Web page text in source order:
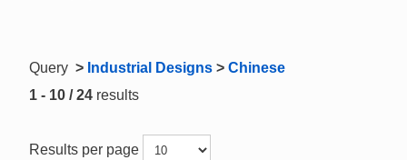
Query > Industrial Designs > Chinese
1 - 10 / 24 results
Results per page